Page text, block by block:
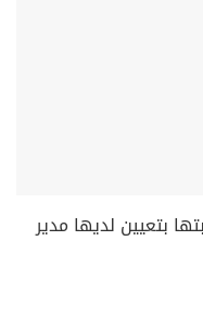
بتعيين لديها مدير